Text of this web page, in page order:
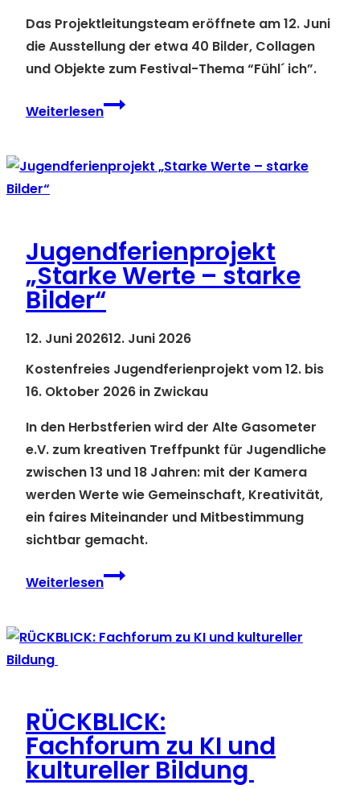
Das Projektleitungsteam eröffnete am 12. Juni
die Ausstellung der etwa 40 Bilder, Collagen
und Objekte zum Festival-Thema “Fühl´ ich”.
Weiterlesen1.
Werke
Kunst
in
der
Galerie
x23
sehen
Jugendferienprojekt
„Starke Werte – starke
Bilder“
12. Juni 202612. Juni 2026
Kostenfreies Jugendferienprojekt vom 12. bis
16. Oktober 2026 in Zwickau
In den Herbstferien wird der Alte Gasometer
e.V. zum kreativen Treffpunkt für Jugendliche
zwischen13 und 18 Jahren: mit der Kamera
werden Werte wie Gemeinschaft, Kreativität,
ein faires Miteinander und Mitbestimmung
sichtbar gemacht.
WeiterlesenJugendferienprojekt
–
RÜCKBLICK:
Fachforum zu KI und
kultureller Bildung